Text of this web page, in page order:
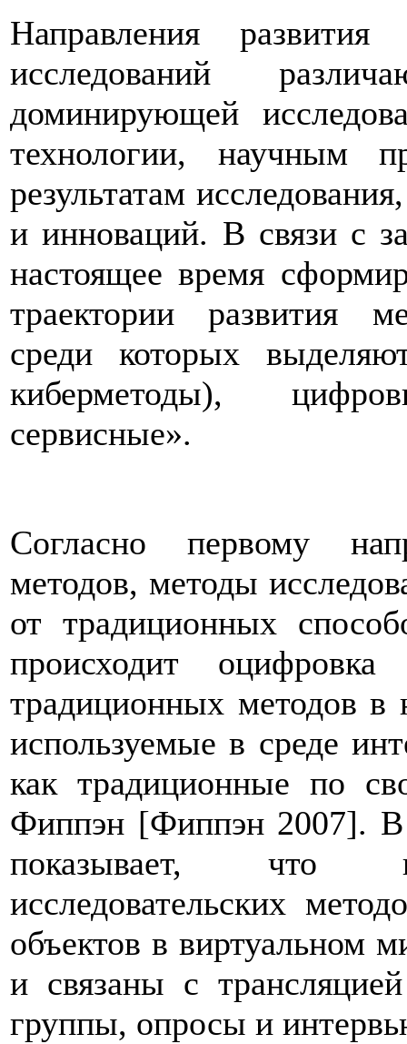
Направления
исследований
доминирующей
технологии, научным
результатам
и инноваций. В связи с
настоящее время
траектории развития
среди которых
киберметоды),
сервисные».
Согласно первому
методов, методы
от традиционных
происходит
традиционных методов
используемые в среде
как традиционные по
Фиппэн [Фиппэн 2007]. В
показывает, что
исследовательских
объектов в виртуальном
и связаны с
группы, опросы и